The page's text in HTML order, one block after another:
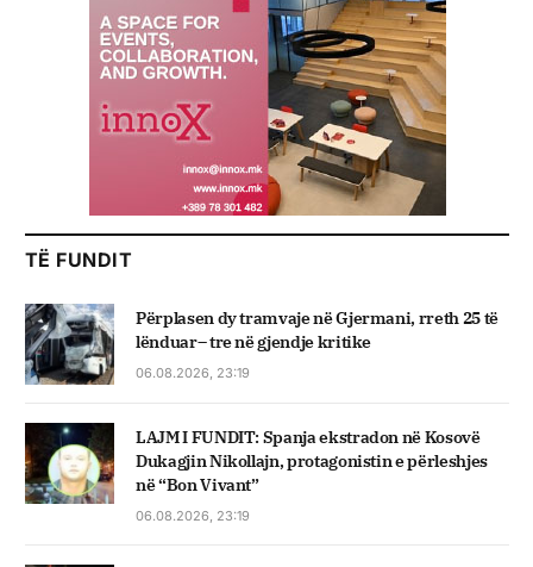
TË FUNDIT
Përplasen dy tramvaje në Gjermani, rreth 25 të
lënduar– tre në gjendje kritike
06.08.2026, 23:19
LAJM I FUNDIT: Spanja ekstradon në Kosovë
Dukagjin Nikollajn, protagonistin e përleshjes
në “Bon Vivant”
06.08.2026, 23:19